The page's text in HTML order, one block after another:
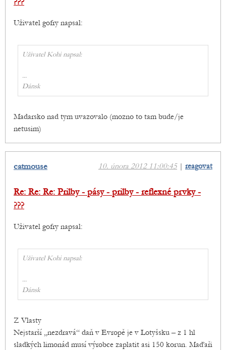
Uživatel gofry napsal:
Uživatel Kohi napsal:
...
Dánsk
Madarsko nad tym uvazovalo (mozno to tam bude/je
netusim)
10. února 2012 11:00:45| reagovat
catmouse
Re: Re: Re: Prilby - pásy - prilby - reflexné prvky -
???
Uživatel gofry napsal:
Uživatel Kohi napsal:
...
Dánsk
Z Vlasty
Nejstarší „nezdravá“ daň v Evropě je v Lotyšsku – z 1 hl
sladkých limonád musí výrobce zaplatit asi 150 korun. Maďaři